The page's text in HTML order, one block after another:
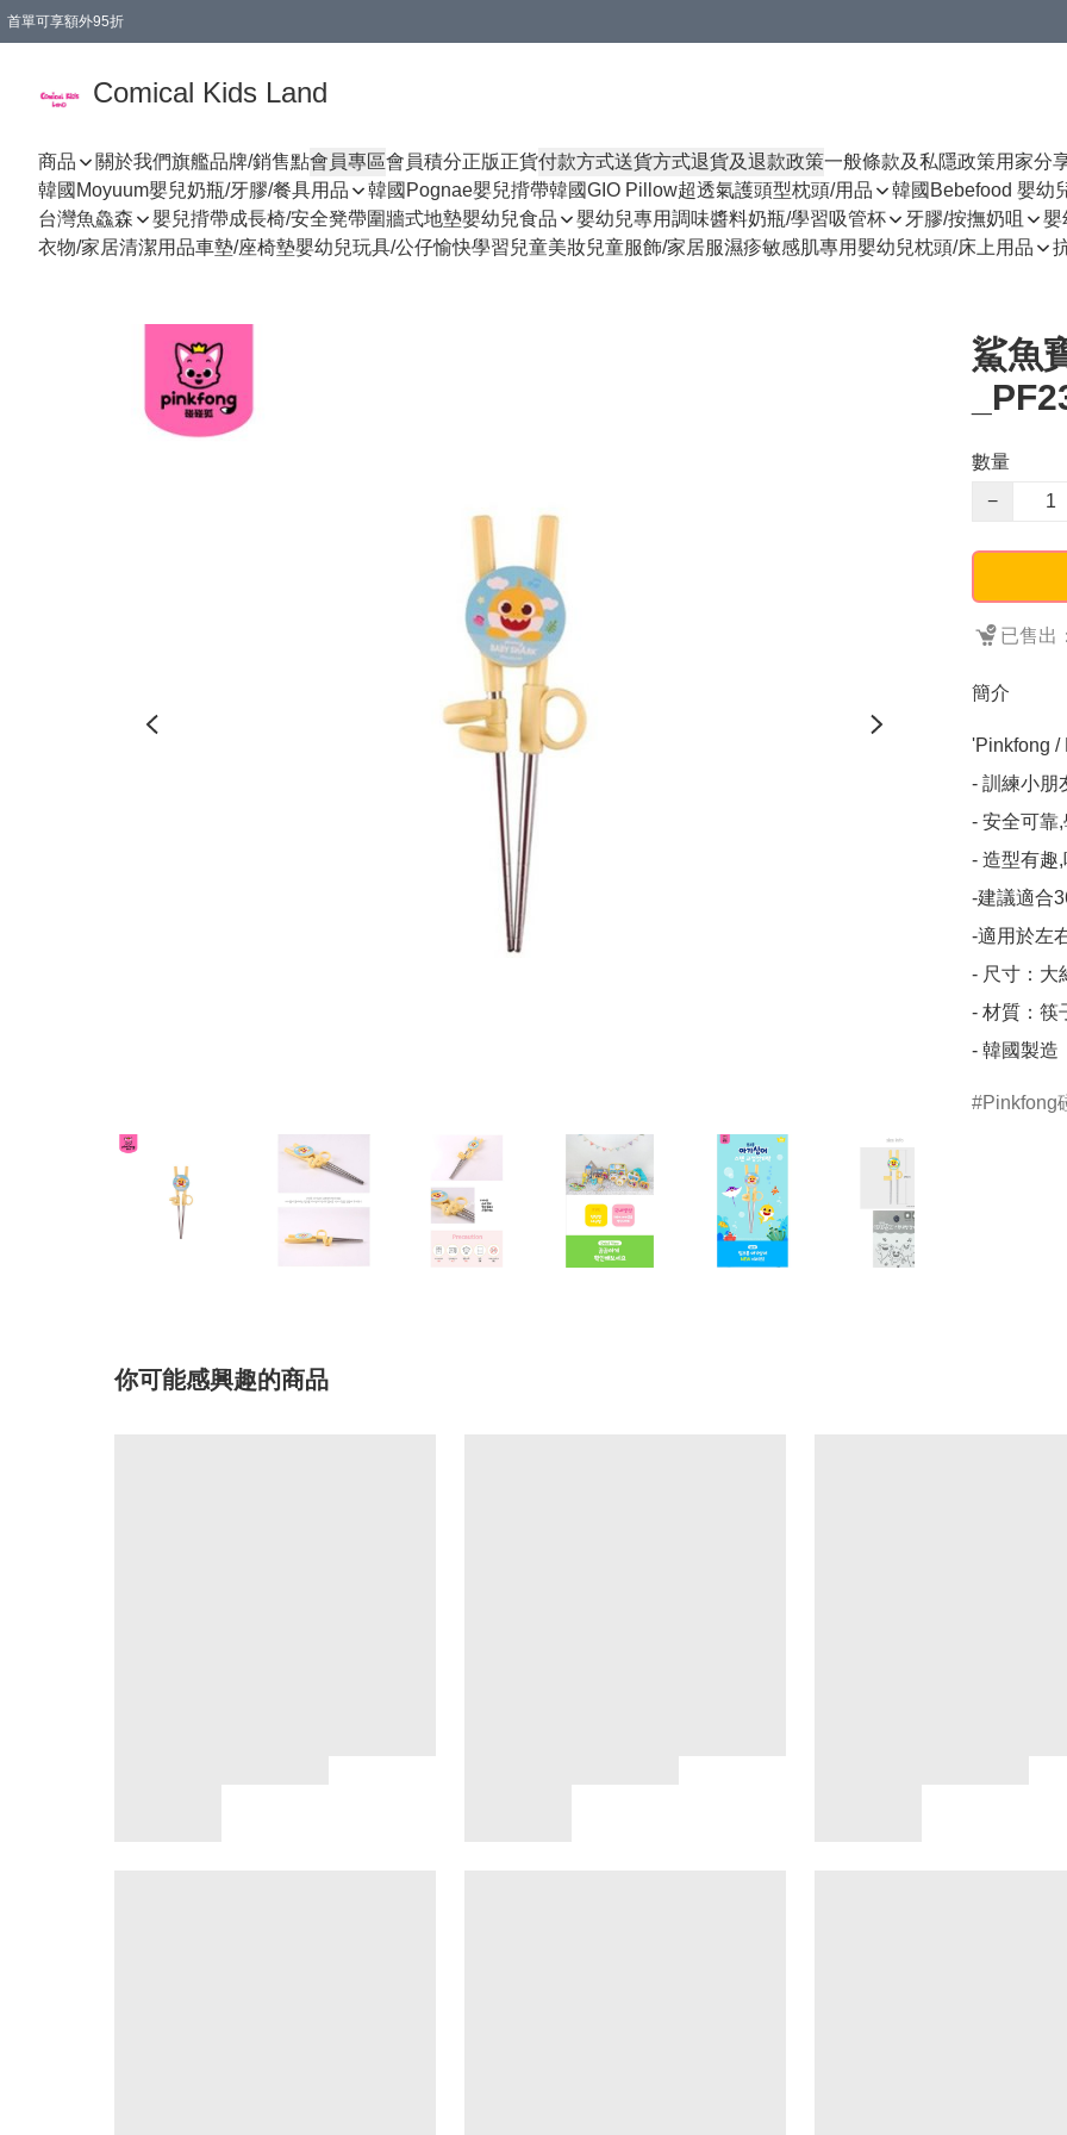
首單可享額外95折
Comical Kids Land
商品 關於我們旗艦品牌/銷售點會員專區會員積分正版正貨付款方式送貨方式退貨及退款政策一般條款及私隱政策用家分
韓國Moyuum嬰兒奶瓶/牙膠/餐具用品
韓國Pognae嬰兒揹帶韓國GIO Pillow超透氣護頭型枕頭/用品
韓國Bebefood 嬰幼
台灣魚鱻森
嬰兒揹帶成長椅/安全凳帶圍牆式地墊嬰幼兒食品 嬰幼兒專用調味醬料奶瓶/學習吸管杯 牙膠/按撫奶咀
嬰
衣物/家居清潔用品車墊/座椅墊嬰幼兒玩具/公仔愉快學習兒童美妝兒童服飾/家居服濕疹敏感肌專用嬰幼兒枕頭/床上用品
鯊魚
數量
−
已售出
簡介
'Pinkfong /
- 訓練小朋
- 安全可靠
- 造型有趣
-建議適合
-適用於左
- 尺寸：大
- 材質：筷
- 韓國製造
Pinkfong
你可能感興趣的商品